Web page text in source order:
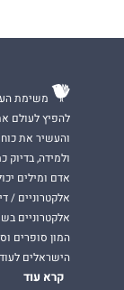
משימת
להפיץ לעולם
והעשיר את
ולמידה,
אדם ומילים
אלקטרוניים /
אלקטרוניים
המון סופרים
הישראלים
קרא עוד